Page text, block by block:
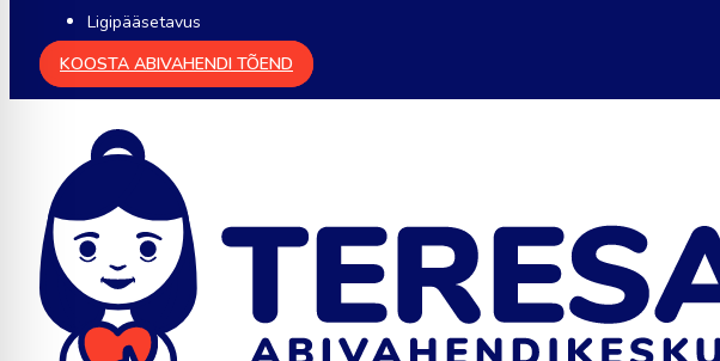
Ligipääsetavus
KOOSTA ABIVAHENDI TÕEND